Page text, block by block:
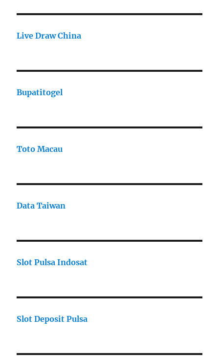
Live Draw China
Bupatitogel
Toto Macau
Data Taiwan
Slot Pulsa Indosat
Slot Deposit Pulsa